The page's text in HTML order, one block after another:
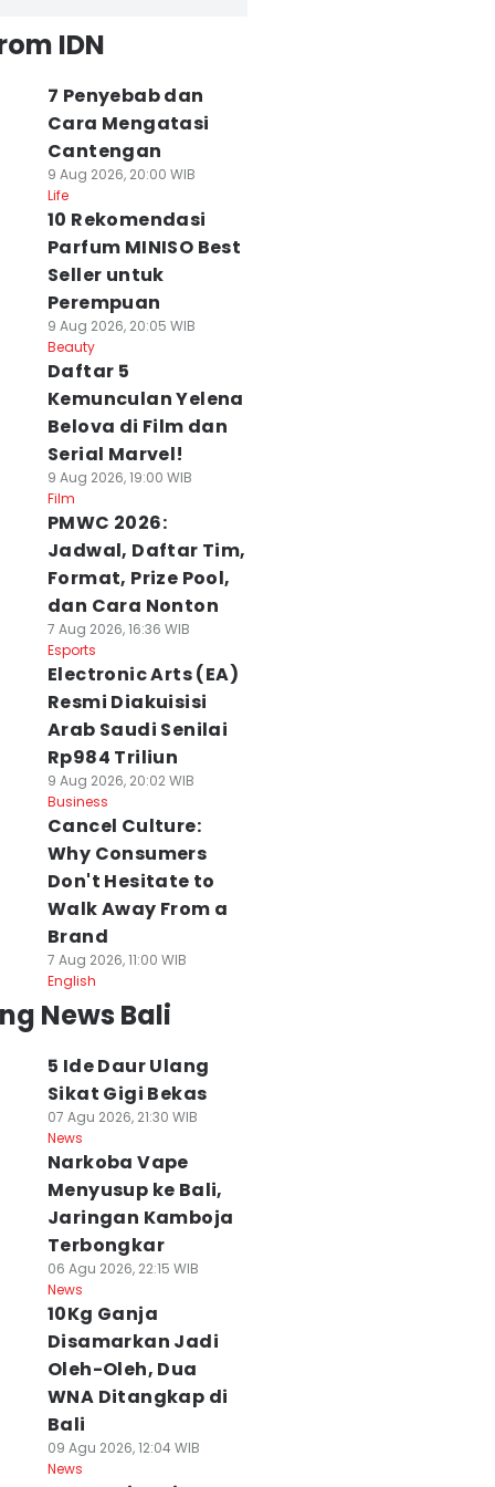
IDN
7 Penyebab dan
Cara Mengatasi
Cantengan
9 Aug 2026, 20:00 WIB
Life
10 Rekomendasi
Parfum MINISO Best
Seller untuk
Perempuan
9 Aug 2026, 20:05 WIB
Beauty
Daftar 5
Kemunculan Yelena
Belova di Film dan
Serial Marvel!
9 Aug 2026, 19:00 WIB
Film
PMWC 2026:
Jadwal, Daftar Tim,
Format, Prize Pool,
dan Cara Nonton
7 Aug 2026, 16:36 WIB
Esports
Electronic Arts (EA)
Resmi Diakuisisi
Arab Saudi Senilai
Rp984 Triliun
9 Aug 2026, 20:02 WIB
Business
Cancel Culture:
Why Consumers
Don't Hesitate to
Walk Away From a
Brand
7 Aug 2026, 11:00 WIB
English
News Bali
5 Ide Daur Ulang
Sikat Gigi Bekas
07 Agu 2026, 21:30 WIB
News
Narkoba Vape
Menyusup ke Bali,
Jaringan Kamboja
Terbongkar
06 Agu 2026, 22:15 WIB
News
10Kg Ganja
Disamarkan Jadi
Oleh-Oleh, Dua
WNA Ditangkap di
Bali
09 Agu 2026, 12:04 WIB
News